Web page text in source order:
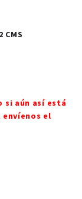
CMS
si aún así está
el